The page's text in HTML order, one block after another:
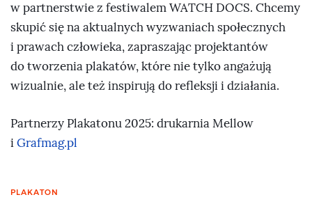
w partnerstwie z festiwalem WATCH DOCS. Chcemy
skupić się na aktualnych wyzwaniach społecznych
i prawach człowieka, zapraszając projektantów
do tworzenia plakatów, które nie tylko angażują
wizualnie, ale też inspirują do refleksji i działania.
Partnerzy Plakatonu 2025: drukarnia Mellow
iGrafmag.pl
PLAKATON